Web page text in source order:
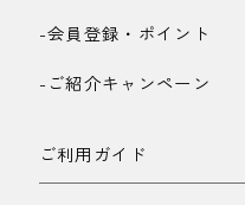
-会員登録・ポイント
-ご紹介キャンペーン
ご利用ガイド